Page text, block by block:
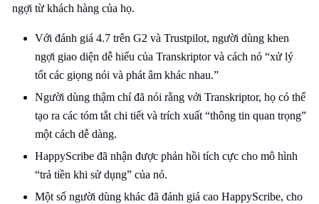
ngợi từ khách hàng của họ.
Với đánh giá 4.7 trên G2 và Trustpilot, người dùng khen
ngợi giao diện dễ hiểu của Transkriptor và cách nó “xử lý
tốt các giọng nói và phát âm khác nhau.”
Người dùng thậm chí đã nói rằng với Transkriptor, họ có thể
tạo ra các tóm tắt chi tiết và trích xuất “thông tin quan trọng”
một cách dễ dàng.
HappyScribe đã nhận được phản hồi tích cực cho mô hình
“trả tiền khi sử dụng” của nó.
Một số người dùng khác đã đánh giá cao HappyScribe, cho